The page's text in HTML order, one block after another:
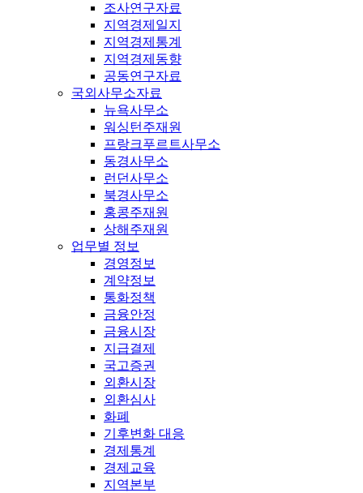
조사연구자료
지역경제일지
지역경제통계
지역경제동향
공동연구자료
국외사무소자료
뉴욕사무소
워싱턴주재원
프랑크푸르트사무소
동경사무소
런던사무소
북경사무소
홍콩주재원
상해주재원
업무별 정보
경영정보
계약정보
통화정책
금융안정
금융시장
지급결제
국고증권
외환시장
외환심사
화폐
기후변화 대응
경제통계
경제교육
지역본부